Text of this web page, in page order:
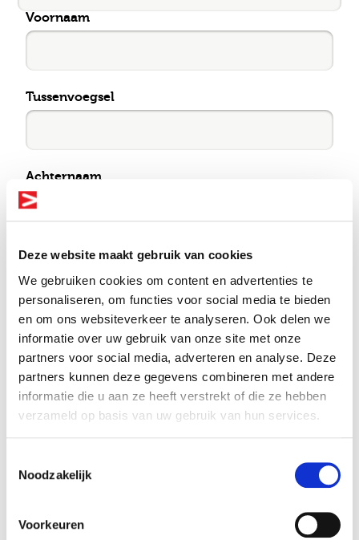
Deze website maakt gebruik van cookies
We gebruiken cookies om content en advertenties te
personaliseren, om functies voor social media te bieden
en om ons websiteverkeer te analyseren. Ook delen we
informatie over uw gebruik van onze site met onze
partners voor social media, adverteren en analyse. Deze
partners kunnen deze gegevens combineren met andere
informatie die u aan ze heeft verstrekt of die ze hebben
verzameld op basis van uw gebruik van hun services.
Noodzakelijk
Voorkeuren
Voornaam
Tussenvoegsel
Achternaam
E-mail
Telefoonnummer
Altijd als 1e op de hoogte van de
nieuwste vacatures als je een job
alert aanmaakt!
Postcode